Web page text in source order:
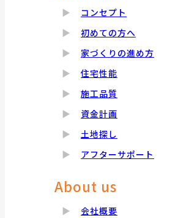
コンセプト
初めての方へ
家づくりの進め方
住宅性能
施工品質
資金計画
土地探し
アフターサポート
About us
会社概要